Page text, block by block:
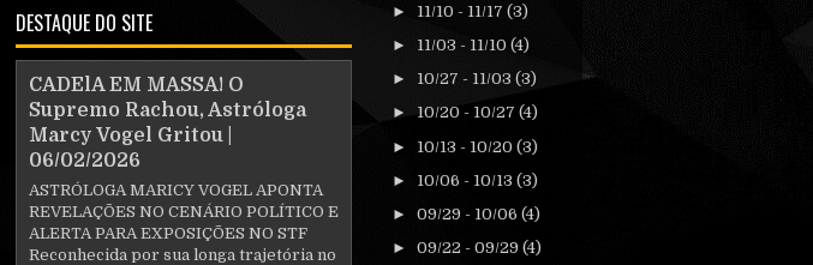
DESTAQUE DO SITE
CADElA EM MASSA! O
Supremo Rachou, Astróloga
Marcy Vogel Gritou |
06/02/2026
ASTRÓLOGA MARICY VOGEL APONTA
REVELAÇÕES NO CENÁRIO POLÍTICO E
ALERTA PARA EXPOSIÇÕES NO STF
Reconhecida por sua longa trajetória no
► 11/10 - 11/17 (3)
► 11/03 - 11/10 (4)
► 10/27 - 11/03 (3)
►10/20 - 10/27 (4)
► 10/13 - 10/20 (3)
► 10/06 - 10/13 (3)
► 09/29 - 10/06 (4)
► 09/22 - 09/29 (4)